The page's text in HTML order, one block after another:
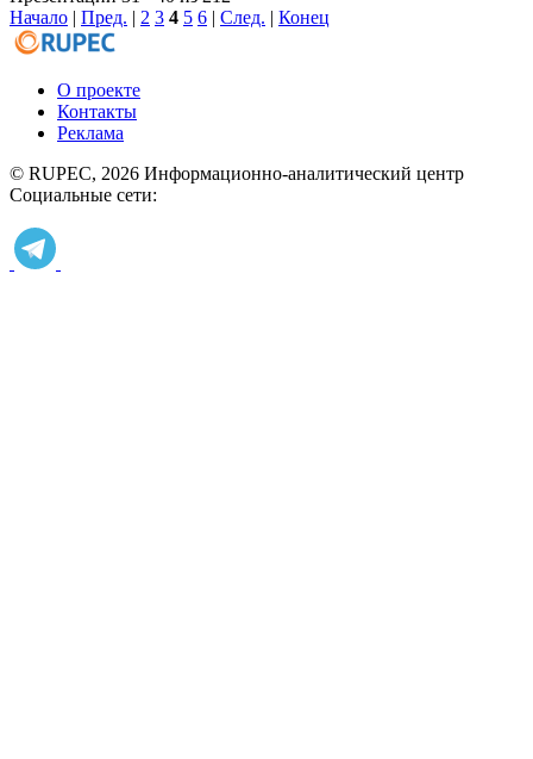
Начало | Пред. | 2 3 4 5 6 | След. | Конец
О проекте
Контакты
Реклама
© RUPEC, 2026 Информационно-аналитический центр
Социальные сети: